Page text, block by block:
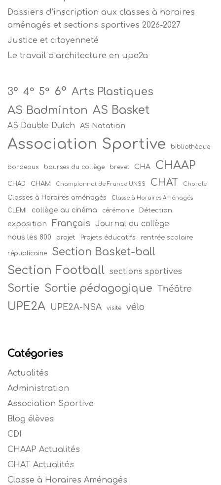
Dossiers d’inscription aux classes à horaires
aménagés et sections sportives 2026-2027
Justice et citoyenneté
Le travail d’architecture en upe2a
3° 4° 5° 6° Arts Plastiques
AS Badminton AS Basket
AS Double Dutch AS Natation
Association Sportive bibliothèque
bordeaux bourses du collège brevet CHA CHAAP
CHAD CHAM Championnat de France UNSS CHAT Chorale
Classes à Horaires aménagés Classe à Horaires Aménagés
CLEMI collège au cinéma cérémonie Détection
exposition Français Journal du collège
nous les 800 projet Projets éducatifs rentrée scolaire
républicaine Section Basket-ball
Section Football sections sportives
Sortie Sortie pédagogique Théâtre
UPE2A UPE2A-NSA visite vélo
Catégories
Actualités
Administration
Association Sportive
Blog élèves
CDI
CHAAP Actualités
CHAT Actualités
Classe à Horaires Aménagés